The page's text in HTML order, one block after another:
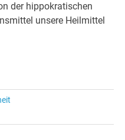
der hippokratischen
unsere Heilmittel